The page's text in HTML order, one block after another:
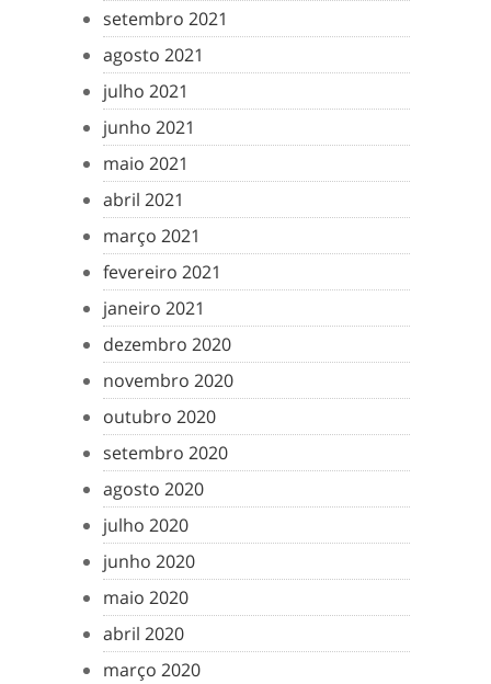
setembro 2021
agosto 2021
julho 2021
junho 2021
maio 2021
abril 2021
março 2021
fevereiro 2021
janeiro 2021
dezembro 2020
novembro 2020
outubro 2020
setembro 2020
agosto 2020
julho 2020
junho 2020
maio 2020
abril 2020
março 2020